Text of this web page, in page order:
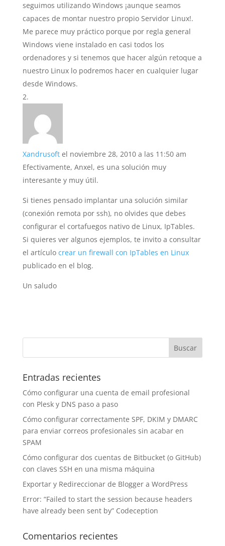
seguimos utilizando Windows ¡aunque seamos
capaces de montar nuestro propio Servidor Linux!.
Me parece muy práctico porque por regla general
Windows viene instalado en casi todos los
ordenadores y si tenemos que hacer algún retoque a
nuestro Linux lo podremos hacer en cualquier lugar
desde Windows.
Xandrusoft el noviembre 28, 2010 a las 11:50 am
Efectivamente, Anxel, es una solución muy
interesante y muy útil.
Si tienes pensado implantar una solución similar
(conexión remota por ssh), no olvides que debes
configurar el cortafuegos nativo de Linux, IpTables.
Si quieres ver algunos ejemplos, te invito a consultar
el artículo crear un firewall con IpTables en Linux
publicado en el blog.
Un saludo
Entradas recientes
Cómo configurar una cuenta de email profesional
con Plesk y DNS paso a paso
Cómo configurar correctamente SPF, DKIM y DMARC
para enviar correos profesionales sin acabar en
SPAM
Cómo configurar dos cuentas de Bitbucket (o GitHub)
con claves SSH en una misma máquina
Exportar y Redireccionar de Blogger a WordPress
Error: “Failed to start the session because headers
have already been sent by” Codeception
Comentarios recientes